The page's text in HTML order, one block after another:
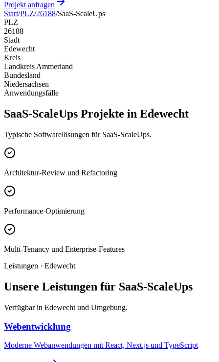
Projekt anfragen
Start/PLZ/26188/SaaS-ScaleUps
PLZ
26188
Stadt
Edewecht
Kreis
Landkreis Ammerland
Bundesland
Niedersachsen
Anwendungsfälle
SaaS-ScaleUps Projekte in Edewecht
Typische Softwarelösungen für SaaS-ScaleUps.
Architektur-Review und Refactoring
Performance-Optimierung
Multi-Tenancy und Enterprise-Features
Leistungen · Edewecht
Unsere Leistungen für SaaS-ScaleUps
Verfügbar in Edewecht und Umgebung.
Webentwicklung
Moderne Webanwendungen mit React, Next.js und TypeScript